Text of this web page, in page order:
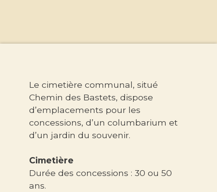
Le cimetière communal, situé
Chemin des Bastets, dispose
d’emplacements pour les
concessions, d’un columbarium et
d’un jardin du souvenir.
Cimetière
Durée des concessions : 30 ou 50
ans.